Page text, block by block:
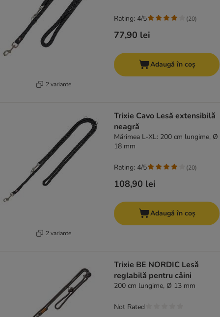
2 variante
77,90 lei
Rating: 4/5 (20)
Adaugă în coș
2 variante
Trixie Cavo Lesă extensibilă
neagră
Mărimea L-XL: 200 cm lungime, Ø
18 mm
108,90 lei
Rating: 4/5 (20)
Adaugă în coș
Trixie BE NORDIC Lesă
reglabilă pentru câini
200 cm lungime, Ø 13 mm
Not Rated